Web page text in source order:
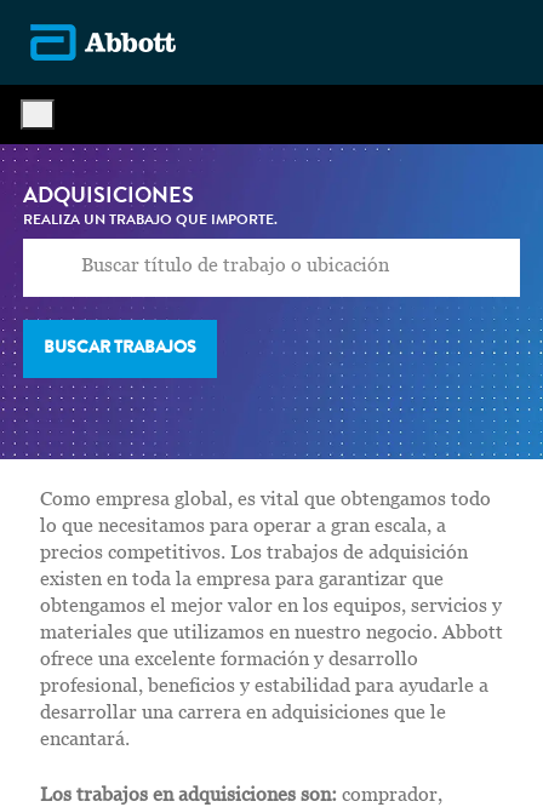
-
ADQUISICIONES
REALIZA UN TRABAJO QUE IMPORTE.
BUSCAR TRABAJOS
Como empresa global, es vital que obtengamos todo
lo que necesitamos para operar a gran escala, a
precios competitivos. Los trabajos de adquisición
existen en toda la empresa para garantizar que
obtengamos el mejor valor en los equipos, servicios y
materiales que utilizamos en nuestro negocio. Abbott
ofrece una excelente formación y desarrollo
profesional, beneficios y estabilidad para ayudarle a
desarrollar una carrera en adquisiciones que le
encantará.
Los trabajos en adquisiciones son: comprador,